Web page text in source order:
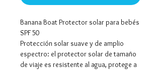
Banana Boat Protector solar para bebés
SPF 50
Protección solar suave y de amplio
espectro: el protector solar de tamaño
de viaje es resistente al agua, protege a